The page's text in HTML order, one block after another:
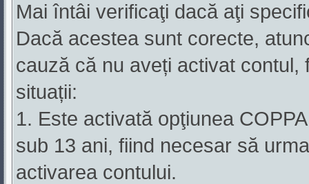
Mai întâi verificaţi dacă aţi
Dacă acestea sunt corecte,
cauză că nu aveți activat contul,
situații:
1. Este activată opţiunea
sub 13 ani, fiind necesar să
activarea contului.